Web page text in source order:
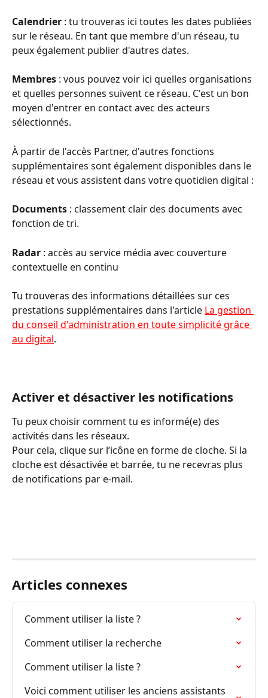
Calendrier : tu trouveras ici toutes les dates publiées
sur le réseau. En tant que membre d'un réseau, tu
peux également publier d'autres dates.
Membres : vous pouvez voir ici quelles organisations
et quelles personnes suivent ce réseau. C'est un bon
moyen d'entrer en contact avec des acteurs
sélectionnés.
À partir de l'accès Partner, d'autres fonctions
supplémentaires sont également disponibles dans le
réseau et vous assistent dans votre quotidien digital :
Documents : classement clair des documents avec
fonction de tri.
Radar : accès au service média avec couverture
contextuelle en continu
Tu trouveras des informations détaillées sur ces
prestations supplémentaires dans l'article La gestion
du conseil d'administration en toute simplicité grâce
au digital.
Activer et désactiver les notifications
Tu peux choisir comment tu es informé(e) des
activités dans les réseaux.
Pour cela, clique sur l’icône en forme de cloche. Si la
cloche est désactivée et barrée, tu ne recevras plus
de notifications par e-mail.
Articles connexes
Comment utiliser la liste ?
Comment utiliser la recherche
Comment utiliser la liste ?
Voici comment utiliser les anciens assistants